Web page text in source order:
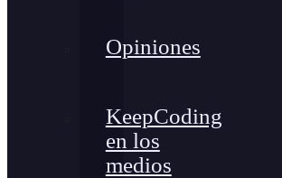
Opiniones
KeepCoding
en los
medios